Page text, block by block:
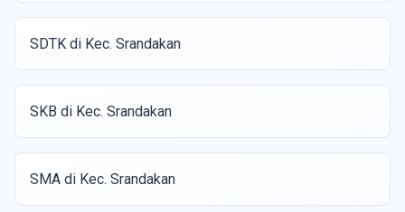
SDTK di Kec. Srandakan
SKB di Kec. Srandakan
SMA di Kec. Srandakan